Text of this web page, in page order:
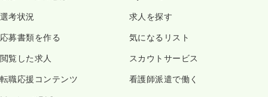
選考状況 求人を探す
応募書類を作る 気になるリスト
閲覧した求人 スカウトサービス
転職応援コンテンツ 看護師派遣で働く